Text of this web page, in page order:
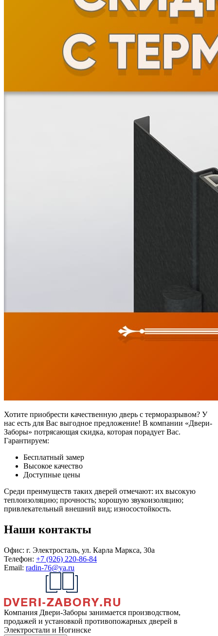
Хотите приобрести качественную дверь с терморазрывом? У
нас есть для Вас выгодное предложение! В компании «Двери-
Заборы» потрясающая скидка, которая порадует Вас.
Гарантируем:
Бесплатный замер
Высокое качество
Доступные цены
Среди преимуществ таких дверей отмечают: их высокую
теплоизоляцию; прочность; хорошую звукоизоляцию;
привлекательный внешний вид; износостойкость.
Наши контакты
Офис: г. Электросталь, ул. Карла Маркса, 30а
Телефон: +7 (926) 220-86-84
Email: radin-76@ya.ru
Компания Двери-Заборы занимается производством,
продажей и установкой противопожарных дверей в
Электростали и Ногинске